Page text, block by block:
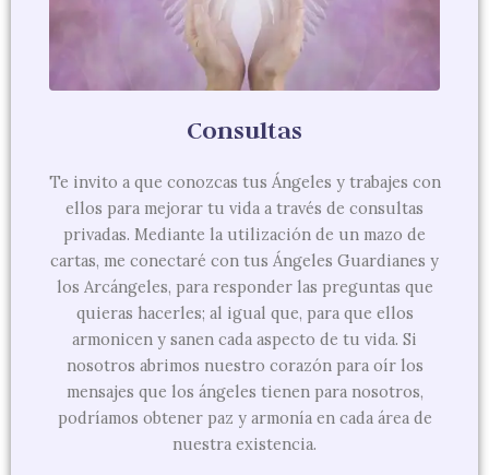
Consultas
Te invito a que conozcas tus Ángeles y trabajes con
ellos para mejorar tu vida a través de consultas
privadas. Mediante la utilización de un mazo de
cartas, me conectaré con tus Ángeles Guardianes y
los Arcángeles, para responder las preguntas que
quieras hacerles; al igual que, para que ellos
armonicen y sanen cada aspecto de tu vida. Si
nosotros abrimos nuestro corazón para oír los
mensajes que los ángeles tienen para nosotros,
podríamos obtener paz y armonía en cada área de
nuestra existencia.